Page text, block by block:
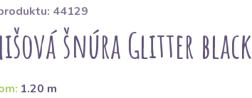
44129
šnúra Glitter black
1.20 m